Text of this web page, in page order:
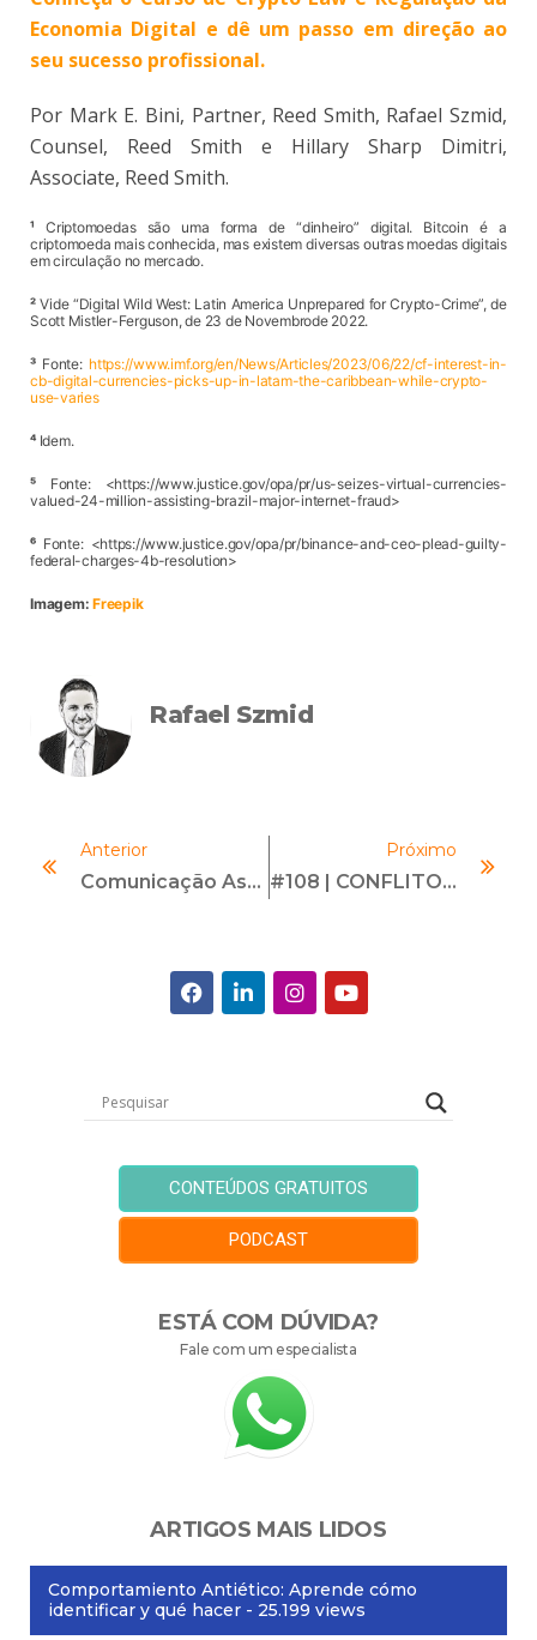
Economia Digital e dê um passo em direção ao
seu sucesso profissional.
Por Mark E. Bini, Partner, Reed Smith, Rafael Szmid,
Counsel, Reed Smith e Hillary Sharp Dimitri,
Associate, Reed Smith.
¹Criptomoedas são uma forma de “dinheiro” digital. Bitcoin é a
criptomoeda mais conhecida, mas existem diversas outras moedas digitais
em circulação no mercado.
²Vide “Digital Wild West: Latin America Unprepared for Crypto-Crime”, de
Scott Mistler-Ferguson, de 23 de Novembrode 2022.
³ Fonte: https://www.imf.org/en/News/Articles/2023/06/22/cf-interest-in-
cb-digital-currencies-picks-up-in-latam-the-caribbean-while-crypto-
use-varies
⁴ Idem.
⁵ Fonte: <https://www.justice.gov/opa/pr/us-seizes-virtual-currencies-
valued-24-million-assisting-brazil-major-internet-fraud>
⁶ Fonte: <https://www.justice.gov/opa/pr/binance-and-ceo-plead-guilty-
federal-charges-4b-resolution>
Imagem:Freepik
Rafael Szmid
Anterior
Comunicação Assertiva – Como Adotar No Ambiente De Trabalho
Próximo
#108 | CONFLITO DE INTERESSES | Com Milena Sbrana
CONTEÚDOS GRATUITOS
PODCAST
ESTÁ COM DÚVIDA?
Fale com um especialista
ARTIGOS MAIS LIDOS
Comportamiento Antiético: Aprende cómo
identificar y qué hacer - 25.199 views